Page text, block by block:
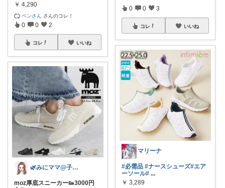
￥ 4,290
ベンさん さんのコレ！
0 0 2
コレ いいね
🌿みにママ@子育て×暮らしを楽しむ🌿
moz厚底スニーカー👟3000円
0 0 3
コレ いいね
マリーナ
#必需品 #ナースシューズ#エア
ーソール# ...
￥ 3,289